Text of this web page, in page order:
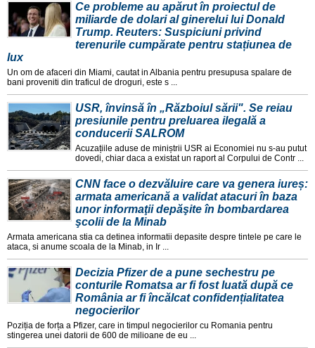
Ce probleme au apărut în proiectul de
miliarde de dolari al ginerelui lui Donald
Trump. Reuters: Suspiciuni privind
terenurile cumpărate pentru stațiunea de
lux
Un om de afaceri din Miami, cautat in Albania pentru presupusa spalare de
bani proveniti din traficul de droguri, este s ...
USR, învinsă în „Războiul sării". Se reiau
presiunile pentru preluarea ilegală a
conducerii SALROM
Acuzațiile aduse de miniștrii USR ai Economiei nu s-au putut
dovedi, chiar daca a existat un raport al Corpului de Contr ...
CNN face o dezvăluire care va genera iureș:
armata americană a validat atacuri în baza
unor informaţii depăşite în bombardarea
şcolii de la Minab
Armata americana stia ca detinea informatii depasite despre tintele pe care le
ataca, si anume scoala de la Minab, in Ir ...
Decizia Pfizer de a pune sechestru pe
conturile Romatsa ar fi fost luată după ce
România ar fi încălcat confidențialitatea
negocierilor
Poziția de forța a Pfizer, care in timpul negocierilor cu Romania pentru
stingerea unei datorii de 600 de milioane de eu ...